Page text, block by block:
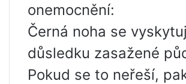
onemocnění:
Černá noha se
důsledku zasažené
Pokud se to neřeší,